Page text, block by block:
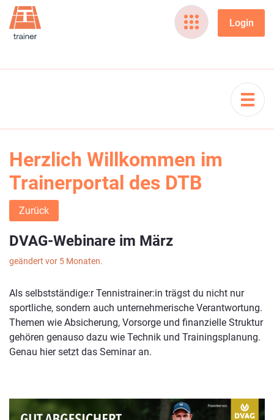
Herzlich Willkommen im
Trainerportal des DTB
Zurück
DVAG-Webinare im März
geändert vor 5 Monaten.
Als selbstständige:r Tennistrainer:in trägst du nicht nur
sportliche, sondern auch unternehmerische Verantwortung.
Themen wie Absicherung, Vorsorge und finanzielle Struktur
gehören genauso dazu wie Technik und Trainingsplanung.
Genau hier setzt das Seminar an.